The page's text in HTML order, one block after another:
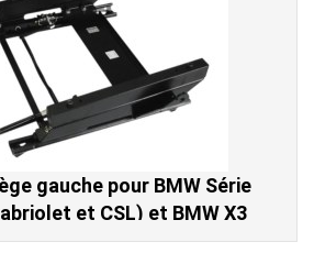
gauche pour BMW Série
et CSL) et BMW X3
(2004-2010)